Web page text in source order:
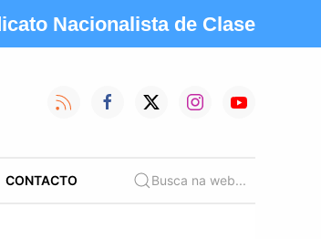
Nacionalista de Clase
CONTACTO Busca na web...